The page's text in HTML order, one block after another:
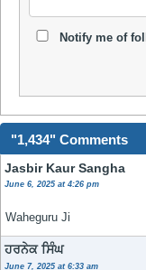
Notify me of
"1,434" Comments
Jasbir Kaur Sangha
June 6, 2025 at 4:26 pm
Waheguru Ji
ਹਰਨੇਕ ਸਿੰਘ
June 7, 2025 at 6:33 am